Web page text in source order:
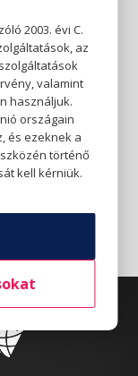
2003. évi C.
az
valamint
használjuk.
országain
és ezeknek a
történő
kell kérniük.